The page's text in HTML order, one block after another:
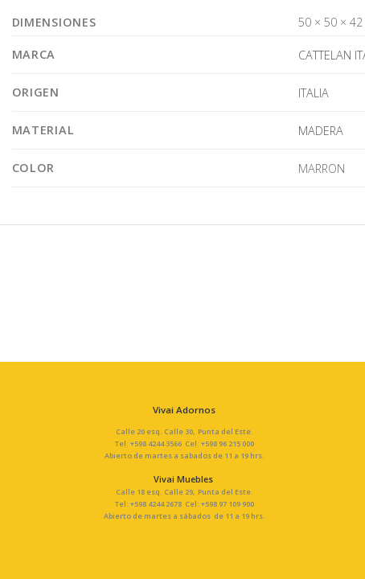
DIMENSIONES 50 × 50 ×
MARCA CATTELAN
ORIGEN ITALIA
MATERIAL MADERA
COLOR MARRON
Vivai Adornos
Calle 20 esq. Calle 30, Punta del Este.
Tel: +598 4244 3566 Cel: +598 96 215 000
Abierto de martes a sabados de 11 a 19 hrs.
Vivai Muebles
Calle 18 esq. Calle 29, Punta del Este.
Tel: +598 4244 2678 Cel: +598 97 109 900
Abierto de martes a sábados de 11 a 19 hrs.